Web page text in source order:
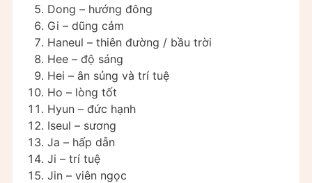
Dong – hướng đông
Gi – dũng cảm
Haneul – thiên đường / bầu trời
Hee – độ sáng
Hei – ân sủng và trí tuệ
Ho – lòng tốt
Hyun – đức hạnh
Iseul – sương
Ja – hấp dẫn
Ji – trí tuệ
Jin – viên ngọc